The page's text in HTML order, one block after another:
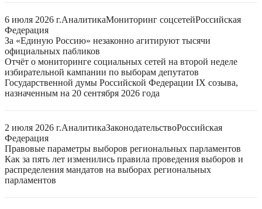
6 июля 2026 г.АналитикаМониторинг соцсетейРоссийская
Федерация
За «Единую Россию» незаконно агитируют тысячи
официальных пабликов
Отчёт о мониторинге социальных сетей на второй неделе
избирательной кампании по выборам депутатов
Государственной думы Российской Федерации IX созыва,
назначенным на 20 сентября 2026 года
2 июля 2026 г.АналитикаЗаконодательствоРоссийская
Федерация
Правовые параметры выборов региональных парламентов
Как за пять лет изменились правила проведения выборов и
распределения мандатов на выборах региональных
парламентов